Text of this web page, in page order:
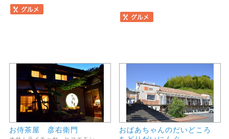
お侍茶屋 彦右衛門
おばあちゃんのだいどころ